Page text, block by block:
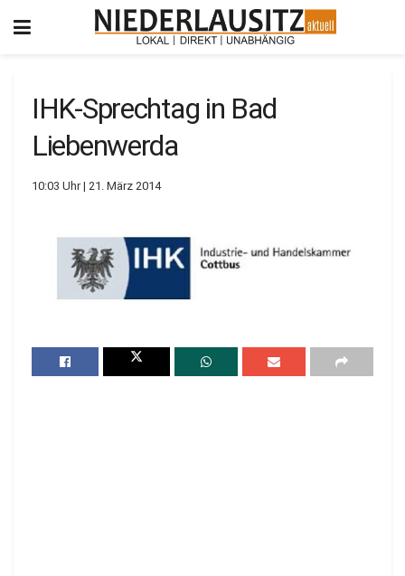
IHK-Sprechtag in Bad
Liebenwerda
10:03 Uhr | 21. März 2014